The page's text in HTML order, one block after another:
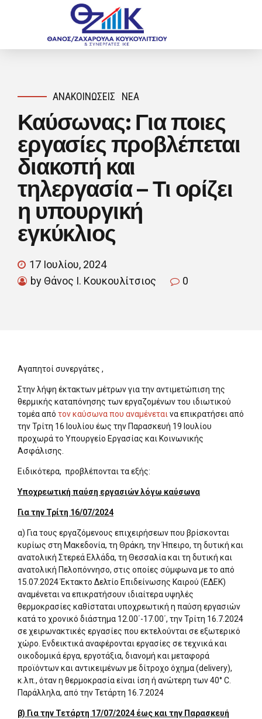
ΑΝΑΚΟΙΝΏΣΕΙΣ ΝΈΑ
Καύσωνας: Για ποιες
εργασίες προβλέπεται
διακοπή και
τηλεργασία – Τι ορίζει
η υπουργική
εγκύκλιος
17 Ιουλίου, 2024
by Θάνος Ι. Κουκουλίτσιος
0
Αγαπητοί συνεργάτες ,
Στην λήψη έκτακτων μέτρων για την αντιμετώπιση της
θερμικής καταπόνησης των εργαζομένων του ιδιωτικού
τομέα από τον καύσωνα που αναμένεται να επικρατήσει από
την Τρίτη 16 Ιουλίου έως την Παρασκευή 19 Ιουλίου
προχωρά το Υπουργείο Εργασίας και Κοινωνικής
Ασφάλισης.
Ειδικότερα, προβλέπονται τα εξής:
Υποχρεωτική παύση εργασιών λόγω καύσωνα
Για την Τρίτη 16/07/2024
α) Για τους εργαζόμενους επιχειρήσεων που βρίσκονται
κυρίως στη Μακεδονία, τη Θράκη, την Ήπειρο, τη δυτική και
ανατολική Στερεά Ελλάδα, τη Θεσσαλία και τη δυτική και
ανατολική Πελοπόννησο, στις οποίες σύμφωνα με το από
15.07.2024 Έκτακτο Δελτίο Επιδείνωσης Καιρού (ΕΔΕΚ)
αναμένεται να επικρατήσουν ιδιαίτερα υψηλές
θερμοκρασίες καθίσταται υποχρεωτική η παύση εργασιών
κατά το χρονικό διάστημα 12.00΄-17.00΄, την Τρίτη 16.7.2024
σε χειρωνακτικές εργασίες που εκτελούνται σε εξωτερικό
χώρο. Ενδεικτικά αναφέρονται εργασίες σε τεχνικά και
οικοδομικά έργα, εργοτάξια, διανομή και μεταφορά
προϊόντων και αντικειμένων με δίτροχο όχημα (delivery),
κ.λπ., όταν η θερμοκρασία είναι ίση ή ανώτερη των 40° C.
Παράλληλα, από την Τετάρτη 16.7.2024
β) Για την Τετάρτη 17/07/2024 έως και την Παρασκευή